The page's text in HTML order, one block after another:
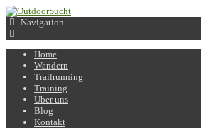
Navigation
Home
Wandern
Trailrunning
Training
Über uns
Blog
Kontakt